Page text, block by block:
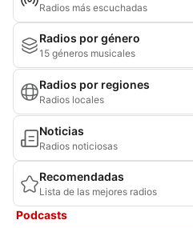
Radios más escuchadas
Radios por género
15 géneros musicales
Radios por regiones
Radios locales
Noticias
Radios noticiosas
Recomendadas
Lista de las mejores radios
Podcasts